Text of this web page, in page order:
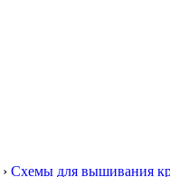
› Схемы для вышивания